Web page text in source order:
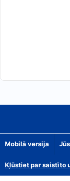
Mobilā versija
Kļūstiet par saistīto